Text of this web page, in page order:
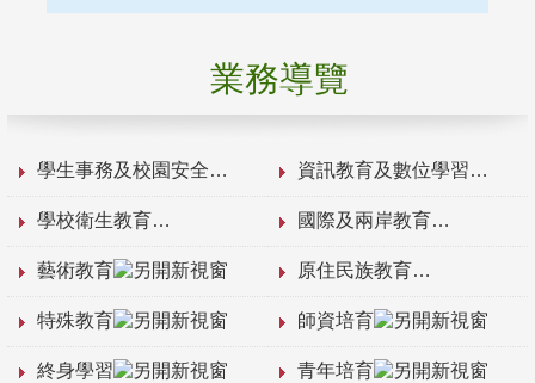
業務導覽
學生事務及校園安全 資訊教育及數位學習
學校衛生教育 國際及兩岸教育
藝術教育 原住民族教育
特殊教育 師資培育
終身學習 青年培育